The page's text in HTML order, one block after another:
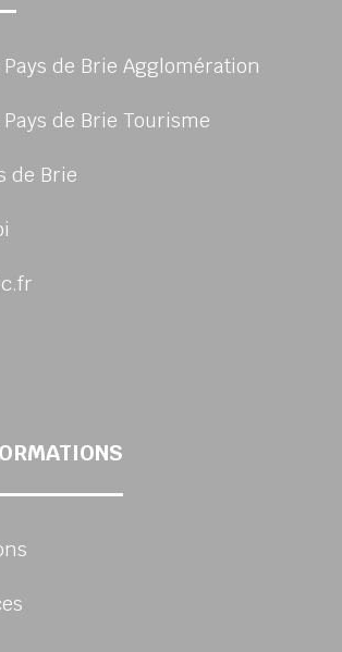
de Brie Agglomération
de Brie Tourisme
de Brie